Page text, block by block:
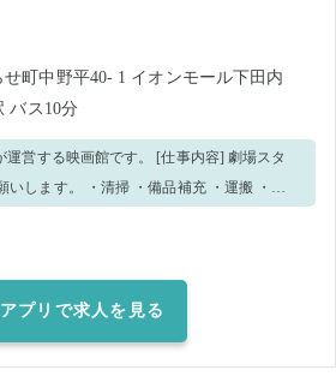
町中野平40- 1 イオンモール下田内
バス10分
画館です。 [仕事内容] 劇場スタ
いします。 ・清掃 ・備品補充 ・運搬 ・配
アプリで求人を見る